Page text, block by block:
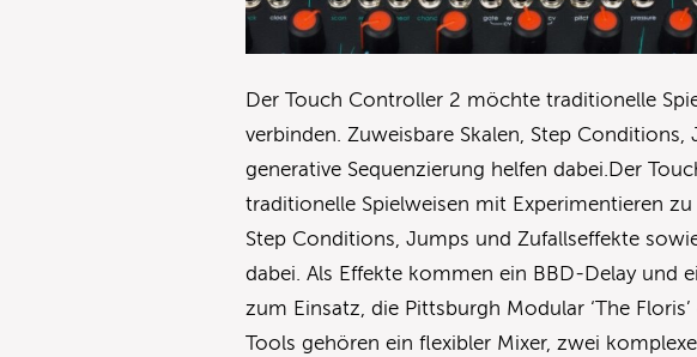
Der Touch Controller 2 möchte traditionelle
verbinden. Zuweisbare Skalen, Step
generative Sequenzierung helfen dabei.Der
traditionelle Spielweisen mit Experimentieren zu
Step Conditions, Jumps und Zufallseffekte
dabei. Als Effekte kommen ein BBD-Delay und
zum Einsatz, die Pittsburgh Modular ‘The
Tools gehören ein flexibler Mixer, zwei